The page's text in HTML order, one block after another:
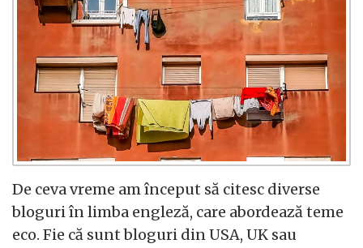
De ceva vreme am început să citesc diverse
bloguri în limba engleză, care abordează teme
eco. Fie că sunt bloguri din USA, UK sau